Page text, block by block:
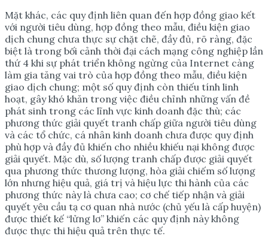
Mặt khác, các quy định liên quan đến hợp đồng giao kết
với người tiêu dùng, hợp đồng theo mẫu, điều kiện giao
dịch chung chưa thực sự chặt chẽ, đầy đủ, rõ ràng, đặc
biệt là trong bối cảnh thời đại cách mạng công nghiệp lần
thứ 4 khi sự phát triển không ngừng của Internet càng
làm gia tăng vai trò của hợp đồng theo mẫu, điều kiện
giao dịch chung; một số quy định còn thiếu tính linh
hoạt, gây khó khăn trong việc điều chỉnh những vấn đề
phát sinh trong các lĩnh vực kinh doanh đặc thù; các
phương thức giải quyết tranh chấp giữa người tiêu dùng
và các tổ chức, cá nhân kinh doanh chưa được quy định
phù hợp và đầy đủ khiến cho nhiều khiếu nại không được
giải quyết. Mặc dù, số lượng tranh chấp được giải quyết
qua phương thức thương lượng, hòa giải chiếm số lượng
lớn nhưng hiệu quả, giá trị và hiệu lực thi hành của các
phương thức này là chưa cao; cơ chế tiếp nhận và giải
quyết yêu cầu tạ cơ quan nhà nước (chủ yếu là cấp huyện)
được thiết kế “lửng lơ” khiến các quy định này không
được thực thi hiệu quả trên thực tế.